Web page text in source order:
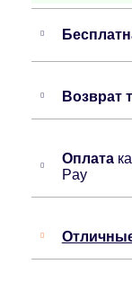
Возврат
Оплата
Pay